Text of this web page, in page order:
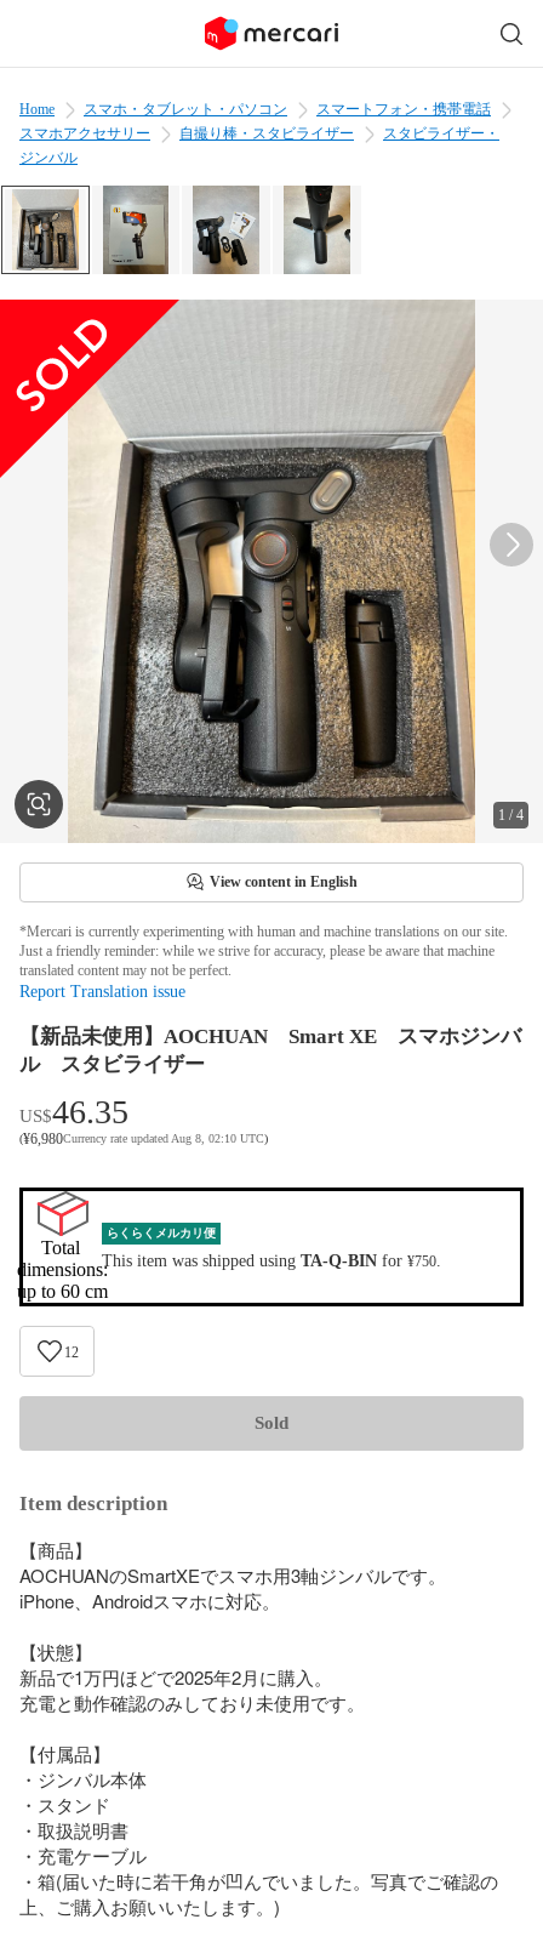
Home スマホ・タブレット・パソコン
スマートフォン・携帯電話
スマホアクセサリー
自撮り棒・スタビライザー
スタビライザー・
ジンバル
1 /4
View content in English
*Mercari is currently experimenting with human and machine translations on our site.
Just a friendly reminder: while we strive for accuracy, please be aware that machine
translated content may not be perfect.
Report Translation issue
【新品未使用】AOCHUAN Smart XE スマホジンバ
ル スタビライザー
US$46.35
(¥6,980Currency rate updated Aug 8, 02:10 UTC)
Total
dimensions:
up to 60 cm
らくらくメルカリ便
This item was shipped using TA-Q-BIN for ¥750.
12
Sold
Item description
【商品】
AOCHUANのSmartXEでスマホ用3軸ジンバルです。
iPhone、Androidスマホに対応。
【状態】
新品で1万円ほどで2025年2月に購入。
充電と動作確認のみしており未使用です。
【付属品】
・ジンバル本体
・スタンド
・取扱説明書
・充電ケーブル
・箱(届いた時に若干角が凹んでいました。写真でご確認の
上、ご購入お願いいたします。)